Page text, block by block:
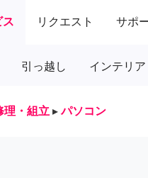
ス リクエスト サポ
引っ越し インテリア
理・組立 ▸ パソコン